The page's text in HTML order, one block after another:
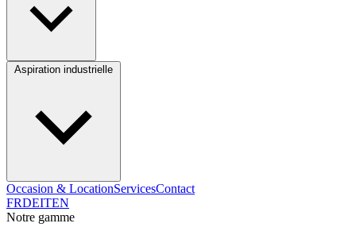
Occasion & LocationServicesContact
FRDEITEN
Notre gamme